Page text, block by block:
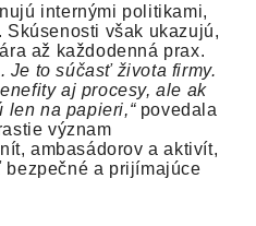
internými politikami,
však ukazujú,
až každodenná prax.
Je to súčasť života firmy.
aj procesy, ale ak
len na papieri,“povedala
význam
ambasádorov a aktivít,
bezpečné a prijímajúce